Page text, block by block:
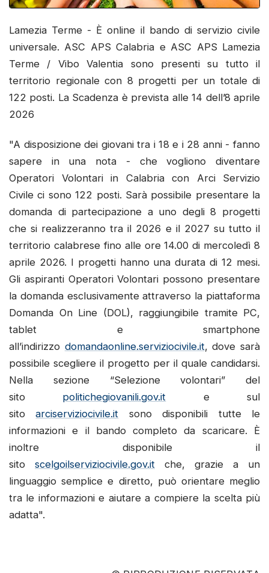
Lamezia Terme - È online il bando di servizio civile
universale. ASC APS Calabria e ASC APS Lamezia
Terme / Vibo Valentia sono presenti su tutto il
territorio regionale con 8 progetti per un totale di
122 posti. La Scadenza è prevista alle 14 dell’8 aprile
2026
"A disposizione dei giovani tra i 18 e i 28 anni - fanno
sapere in una nota - che vogliono diventare
Operatori Volontari in Calabria con Arci Servizio
Civile ci sono 122 posti. Sarà possibile presentare la
domanda di partecipazione a uno degli 8 progetti
che si realizzeranno tra il 2026 e il 2027 su tutto il
territorio calabrese fino alle ore 14.00 di mercoledì 8
aprile 2026. I progetti hanno una durata di 12 mesi.
Gli aspiranti Operatori Volontari possono presentare
la domanda esclusivamente attraverso la piattaforma
Domanda On Line (DOL), raggiungibile tramite PC,
tablet e smartphone
all’indirizzo domandaonline.serviziocivile.it, dove sarà
possibile scegliere il progetto per il quale candidarsi.
Nella sezione “Selezione volontari” del
sito politichegiovanili.gov.it e sul
sitoarciserviziocivile.it sono disponibili tutte le
informazioni e il bando completo da scaricare. È
inoltre disponibile il
sito scelgoilserviziocivile.gov.it che, grazie a un
linguaggio semplice e diretto, può orientare meglio
tra le informazioni e aiutare a compiere la scelta più
adatta".